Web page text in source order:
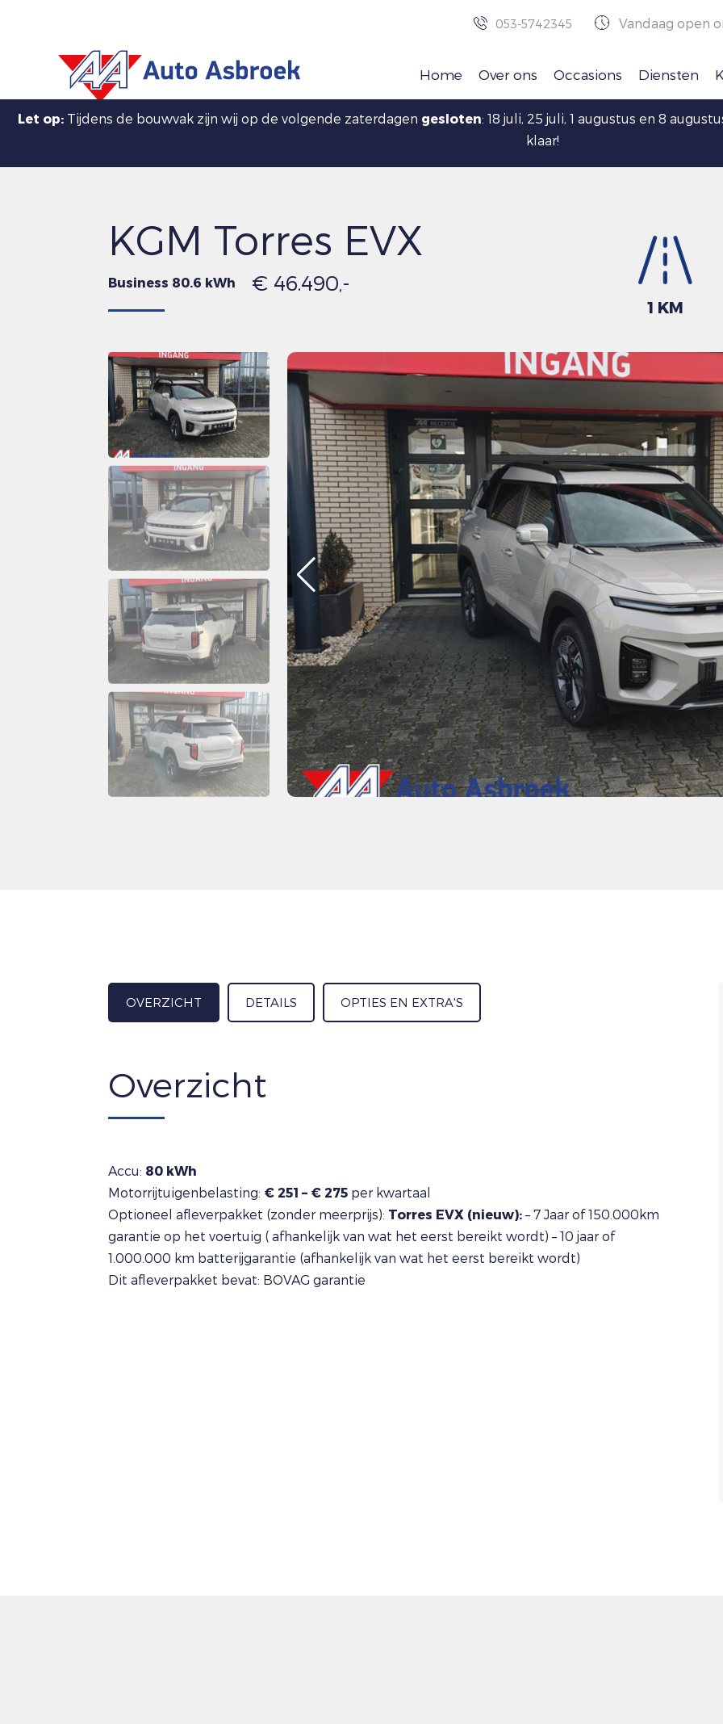
Let op: Tijdens de bouwvak zijn wij op de volgende zaterdagen gesloten: 18 juli, 25 juli, 1 augustus en 8
klaar!
053-5742345 Vandaag open
Home Over ons Occasions Diensten
KGM Torres EVX
Business 80.6 kWh € 46.490,-
1 KM
OVERZICHT DETAILS OPTIES EN EXTRA'S
Overzicht
Accu: 80 kWh
Motorrijtuigenbelasting: € 251 – € 275 per kwartaal
Optioneel afleverpakket (zonder meerprijs): Torres EVX (nieuw): – 7 Jaar of 150.000km
garantie op het voertuig ( afhankelijk van wat het eerst bereikt wordt) – 10 jaar of
1.000.000 km batterijgarantie (afhankelijk van wat het eerst bereikt wordt)
Dit afleverpakket bevat: BOVAG garantie